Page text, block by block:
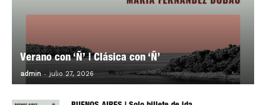
Verano con ‘Ñ’ | Clásica con ‘Ñ’
admin - julio 27, 2026 0